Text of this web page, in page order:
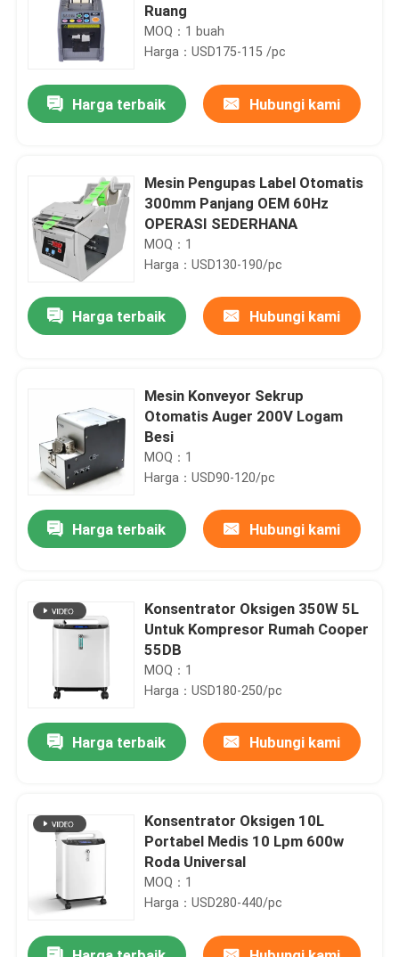
Rumah
Produk
Tentang kami
Ruang
MOQ：1 buah
Harga：USD175-115 /pc
Harga terbaik Hubungi kami
Mesin Pengupas Label Otomatis
300mm Panjang OEM 60Hz
OPERASI SEDERHANA
MOQ：1
Harga：USD130-190/pc
Harga terbaik Hubungi kami
Mesin Konveyor Sekrup
Otomatis Auger 200V Logam
Besi
MOQ：1
Harga：USD90-120/pc
Harga terbaik Hubungi kami
Konsentrator Oksigen 350W 5L
Untuk Kompresor Rumah Cooper
55DB
MOQ：1
Harga：USD180-250/pc
Harga terbaik Hubungi kami
Konsentrator Oksigen 10L
Portabel Medis 10 Lpm 600w
Roda Universal
MOQ：1
Harga：USD280-440/pc